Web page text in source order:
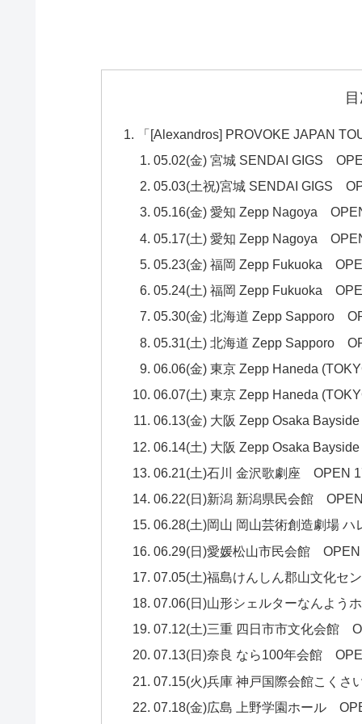
「[Alexandros] PROVOKE JAPAN
05.02(金) 宮城 SENDAI GIGS
05.03(土祝)宮城 SENDAI GIGS
05.16(金) 愛知 Zepp Nagoya
05.17(土) 愛知 Zepp Nagoya
05.23(金) 福岡 Zepp Fukuoka
05.24(土) 福岡 Zepp Fukuoka
05.30(金) 北海道 Zepp Sapporo
05.31(土) 北海道 Zepp Sapporo
06.06(金) 東京 Zepp Haneda
06.07(土) 東京 Zepp Haneda
06.13(金) 大阪 Zepp Osaka
06.14(土) 大阪 Zepp Osaka
06.21(土)石川 金沢歌劇座 OPEN
06.22(日)新潟 新潟県民会館
06.28(土)岡山 岡山芸術創造劇場
06.29(日)愛媛松山市民会館 OPEN
07.05(土)福島けんしん郡山文化セ
07.06(日)山形シェルターなんよう
07.12(土)三重 四日市市文化会館
07.13(日)奈良 なら100年会館
07.15(火)兵庫 神戸国際会館こく
07.18(金)広島 上野学園ホール